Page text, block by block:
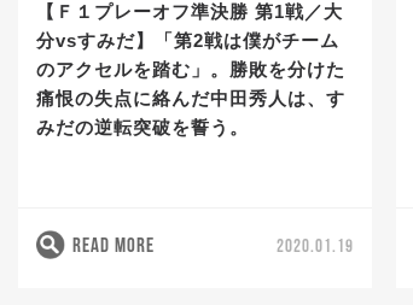
【Ｆ１プレーオフ準決勝 第1戦／大
分vsすみだ】「第2戦は僕がチーム
のアクセルを踏む」。勝敗を分けた
痛恨の失点に絡んだ中田秀人は、す
みだの逆転突破を誓う。
READ MORE 2020.01.19